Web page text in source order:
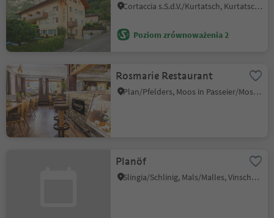
Cortaccia s.S.d.V./Kurtatsch, Kurtatsch an der Weinstraße/Cortaccia sulla Strada del Vino, Alto Adige Wine Road
Poziom zrównoważenia 2
Rosmarie Restaurant
Plan/Pfelders, Moos in Passeier/Moso in Passiria, Meran/Merano and environs
Planöf
Slingia/Schlinig, Mals/Malles, Vinschgau/Val Venosta